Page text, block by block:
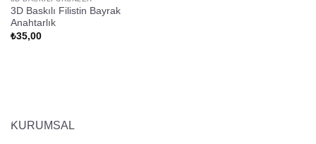
3D Baskılı Filistin Bayrak
Anahtarlık
₺35,00
KURUMSAL